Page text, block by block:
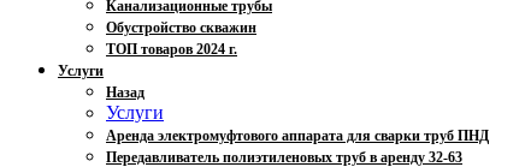
Канализационные трубы
Обустройство скважин
ТОП товаров 2024 г.
Услуги
Назад
Услуги
Аренда электромуфтового аппарата для сварки труб ПНД
Передавливатель полиэтиленовых труб в аренду 32-63